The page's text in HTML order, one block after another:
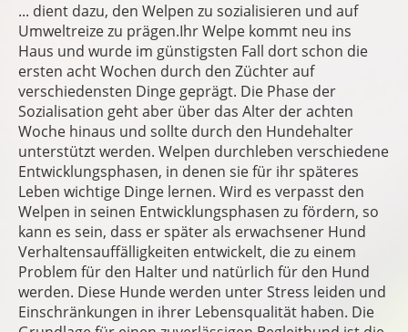
... dient dazu, den Welpen zu sozialisieren und auf
Umweltreize zu prägen.Ihr Welpe kommt neu ins
Haus und wurde im günstigsten Fall dort schon die
ersten acht Wochen durch den Züchter auf
verschiedensten Dinge geprägt. Die Phase der
Sozialisation geht aber über das Alter der achten
Woche hinaus und sollte durch den Hundehalter
unterstützt werden. Welpen durchleben verschiedene
Entwicklungsphasen, in denen sie für ihr späteres
Leben wichtige Dinge lernen. Wird es verpasst den
Welpen in seinen Entwicklungsphasen zu fördern, so
kann es sein, dass er später als erwachsener Hund
Verhaltensauffälligkeiten entwickelt, die zu einem
Problem für den Halter und natürlich für den Hund
werden. Diese Hunde werden unter Stress leiden und
Einschränkungen in ihrer Lebensqualität haben. Die